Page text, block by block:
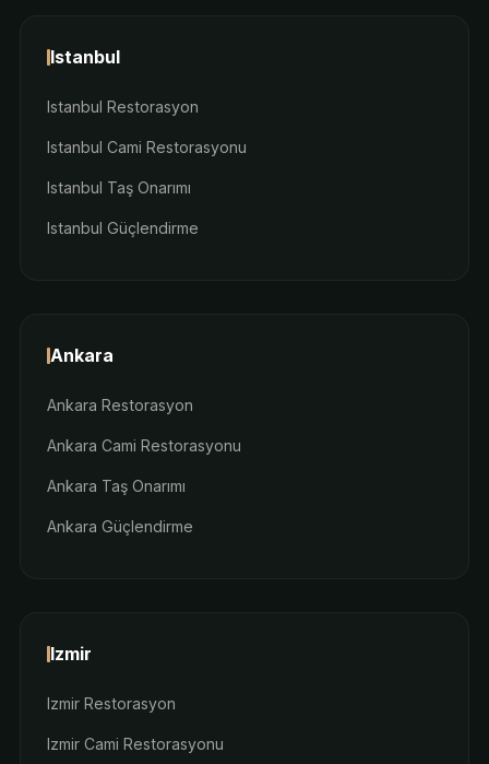
Istanbul
Istanbul Restorasyon
Istanbul Cami Restorasyonu
Istanbul Taş Onarımı
Istanbul Güçlendirme
Ankara
Ankara Restorasyon
Ankara Cami Restorasyonu
Ankara Taş Onarımı
Ankara Güçlendirme
Izmir
Izmir Restorasyon
Izmir Cami Restorasyonu